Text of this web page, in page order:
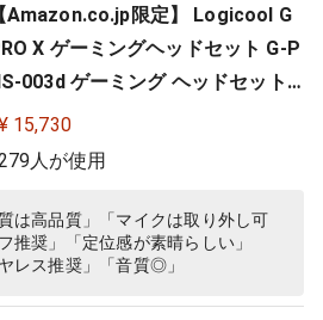
【Amazon.co.jp限定】 Logicool G
X ゲーミングヘッドセット G-P
003d ゲーミング ヘッドセット
7.1ch サラウンドサウンド 3.5
mm 有線 マイク付き Blue VO!CE搭
PC windows ブラック 国内正
品 ※Amazon.co.jp限定 壁…
15,730
人が使用
は高品質」「マイクは取り外し可
推奨」「定位感が素晴らしい」
レス推奨」「音質◎」